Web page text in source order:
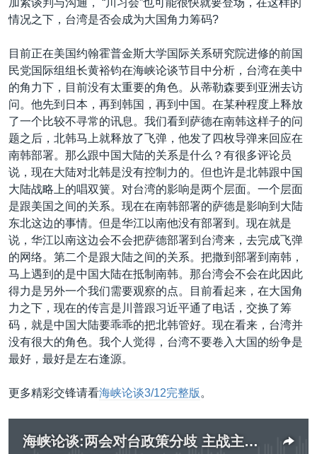
加紧谈判与沟通， “川习会”也可能很快就要登场，在这样的
情况之下，台湾是否会成为大国角力筹码?
目前正在美国约翰霍普金斯大学国际关系研究院进修的前国
民党国际组组长黄裕钧在海峡论谈节目中分析，台湾在美中
的角力下，目前没有太重要的角色。从蒂勒森要到亚洲去访
问。他先到日本，再到韩国，再到中国。在某种程度上释放
了一个比较不寻常的讯息。我们看到萨德在南韩这样子的问
题之后，北韩马上就释放了飞弹，他发了四枚导弹来回应在
南韩部署。那么跟中国大陆的关系是什么？有很多评论员
说，现在大陆对北韩是没有控制力的。但也许是北韩跟中国
大陆战略上的唱双簧。对台湾的影响是两个层面。一个层面
是跟美国之间的关系。现在在南韩部署的萨德是影响到大陆
东北这边的事情。但是华江以南他没有部署到。现在就是
说，华江以南这边会不会把萨德部署到台湾来，去完成飞弹
的网络。第二个是跟大陆之间的关系。把撒到部署到南韩，
马上遇到的是中国大陆在抵制南韩。那台湾会不会在此因此
得力是另外一个我们需要观察的点。目前看起来，在大国角
力之下，现在的传言是川普跟习近平通了电话，交换了筹
码，就是中国大陆要乖乖的把北韩管好。现在看来，台湾并
没有很大的角色。我个人觉得，台湾不要卷入大国的纷争是
最好，最好是左右逢源。
更多精彩交锋请看海峡论谈3/12完整版 。
海峡论谈:两会对台政策分歧 主战主和各说各话